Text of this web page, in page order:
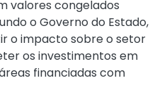
valores congelados
o Governo do Estado,
o impacto sobre o setor
os investimentos em
financiadas com